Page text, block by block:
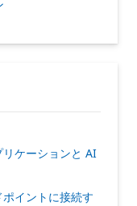
ケーションと AI
イントに接続す